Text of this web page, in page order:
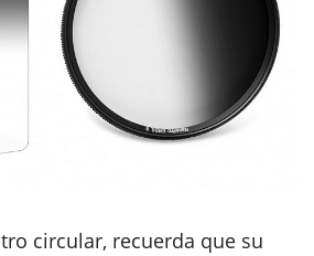
circular, recuerda que su